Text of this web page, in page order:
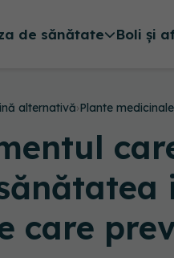
de sănătate Boli și
alternativă›Plante medicinale
care